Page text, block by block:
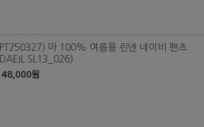
마 100% 여름용 린넨 네이비 팬츠
SL13_026)
원